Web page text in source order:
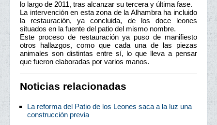
lo largo de 2011, tras alcanzar su tercera y última fase.
La intervención en esta zona de la Alhambra ha incluido
la restauración, ya concluida, de los doce leones
situados en la fuente del patio del mismo nombre.
Este proceso de restauración ya puso de manifiesto
otros hallazgos, como que cada una de las piezas
animales son distintas entre sí, lo que lleva a pensar
que fueron elaboradas por varios manos.
Noticias relacionadas
La reforma del Patio de los Leones saca a la luz una
construcción previa